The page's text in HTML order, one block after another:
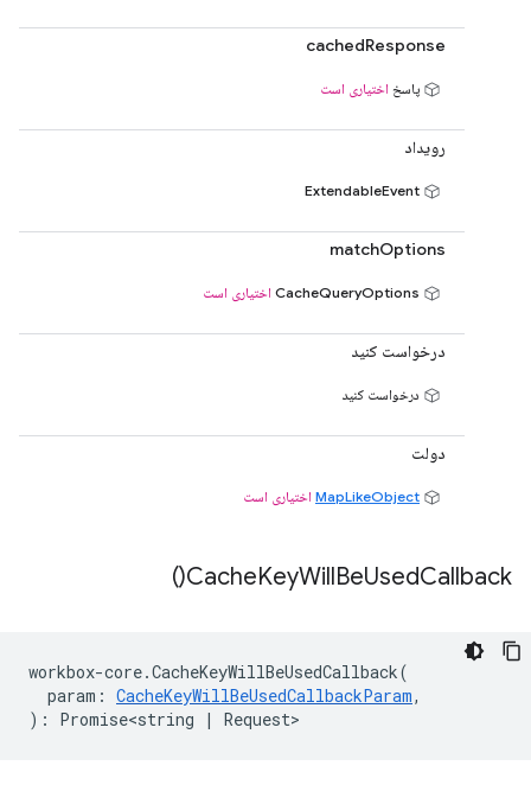
cachedResponse
پاسخ اختیاری است
رویداد
matchOptions
اختیاری است
درخواست کنید
درخواست کنید
دولت
MapLikeObject اختیاری است
CacheKeyWillBeUsedCallback(
)
workbox-core.CacheKeyWillBeUsedCallback(
param : CacheKeyWillBeUsedCallbackParam,
) : Promise<string | Request>